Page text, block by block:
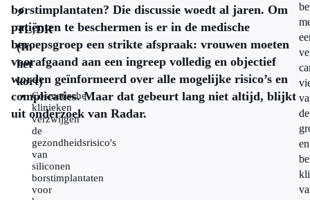
⚡
TL;DR
(In
het
kort)
Cosmetische
klinieken
verzwijgen
de
gezondheidsrisico's
van
siliconen
borstimplantaten
voor
borstimplantaten? Die discussie woedt al jaren. Om
patiënten te beschermen is er in de medische
beroepsgroep een strikte afspraak: vrouwen moeten
voorafgaand aan een ingreep volledig en objectief
worden geïnformeerd over alle mogelijke risico’s en
complicaties. Maar dat gebeurt lang niet altijd, blijkt
uit onderzoek van Radar.
de
en